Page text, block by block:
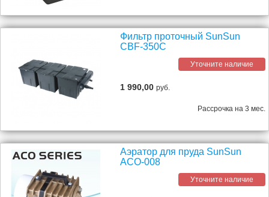
Фильтр проточный SunSun
CBF-350C
Уточните наличие
1 990,00руб.
Рассрочка на 3 мес.
Аэратор для пруда SunSun
ACO-008
Уточните наличие